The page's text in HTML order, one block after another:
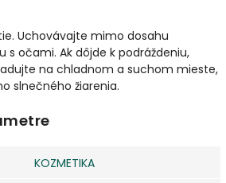
Uchovávajte mimo dosahu
s očami. Ak dôjde k podráždeniu,
na chladnom a suchom mieste,
slnečného žiarenia.
KOZMETIKA